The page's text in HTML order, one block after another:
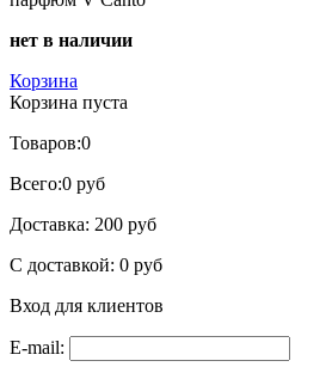
нет в наличии
Корзина
Корзина пуста
Товаров:0
Всего:0 руб
Доставка: 200 руб
С доставкой: 0 руб
Вход для клиентов
E-mail: